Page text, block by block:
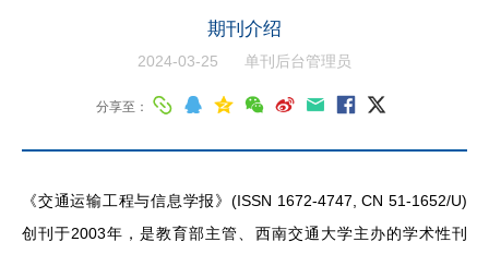
期刊介绍
2024-03-25 单刊后台管理员
分享至：
《交通运输工程与信息学报》(ISSN 1672-4747, CN 51-1652/U)
创刊于2003年，是教育部主管、西南交通大学主办的学术性刊